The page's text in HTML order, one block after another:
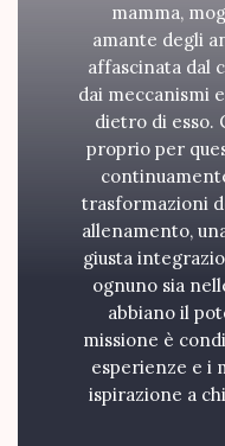
mamma,
amante degli
affascinata dal
dai meccanismi
dietro di esso.
proprio per
trasformazioni
allenamento,
giusta
ognuno sia
abbiano il
missione è
esperienze e i
ispirazione a